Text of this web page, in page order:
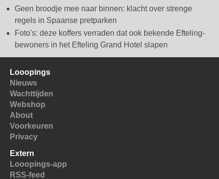
Geen broodje mee naar binnen: klacht over strenge
regels in Spaanse pretparken
Foto's: deze koffers verraden dat ook bekende Efteling-
bewoners in het Efteling Grand Hotel slapen
Looopings
Nieuws
Wachttijden
Webshop
About
Voorkeuren
Privacy
Extern
Looopings-app
RSS-feed